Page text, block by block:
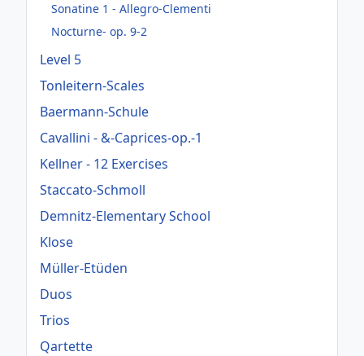
Sonatine 1 - Allegro-Clementi
Nocturne- op. 9-2
Level 5
Tonleitern-Scales
Baermann-Schule
Cavallini - &-Caprices-op.-1
Kellner - 12 Exercises
Staccato-Schmoll
Demnitz-Elementary School
Klose
Müller-Etüden
Duos
Trios
Qartette